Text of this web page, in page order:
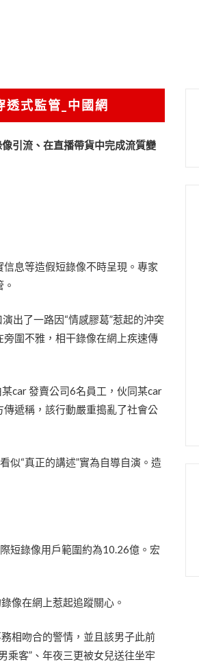
式監管_中國網
引流、在直播帶貨中完成流質變
息等造假短錄像不時呈現。專家
出了一路因“情感膠葛”惹起的沖突
圍不雅，相干錄像在網上疾速傳
car 發賣公司6名員工，伙同某car
遞稱，該行動嚴重搗亂了社會公
似“真正的講述”實為自導自演。造
短錄像用戶範圍約為10.26億。宏
像在網上惹起追蹤關心。
相吻合的警情，並且該男子此前
乘客”、年夜三更被女兒送往坐牢